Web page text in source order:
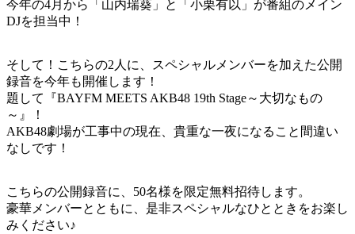
今年の4月から「山内瑞葵」と「小栗有以」が番組のメイン
DJを担当中！
そして！こちらの2人に、スペシャルメンバーを加えた公開
録音を今年も開催します！
題して『BAYFM MEETS AKB48 19th Stage～大切なもの
～』！
AKB48劇場が工事中の現在、貴重な一夜になること間違い
なしです！
こちらの公開録音に、50名様を限定無料招待します。
豪華メンバーとともに、是非スペシャルなひとときをお楽し
みください♪